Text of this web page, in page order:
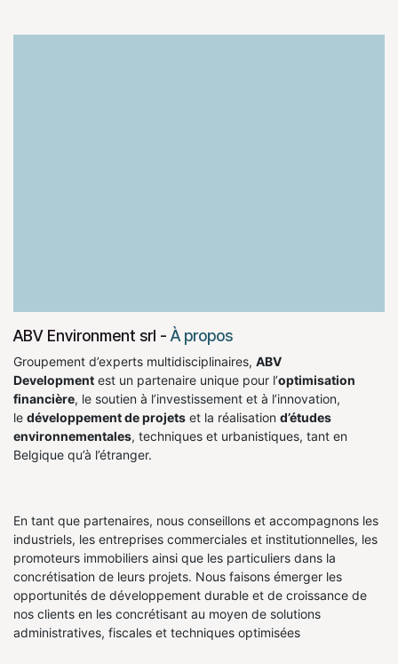
ABV Environment srl - À propos
Groupement d’experts multidisciplinaires, ABV
Development est un partenaire unique pour l’optimisation
financière, le soutien à l’investissement et à l’innovation,
le développement de projets et la réalisation d’études
environnementales, techniques et urbanistiques, tant en
Belgique qu’à l’étranger.
En tant que partenaires, nous conseillons et accompagnons les
industriels, les entreprises commerciales et institutionnelles, les
promoteurs immobiliers ainsi que les particuliers dans la
concrétisation de leurs projets. Nous faisons émerger les
opportunités de développement durable et de croissance de
nos clients en les concrétisant au moyen de solutions
administratives, fiscales et techniques optimisées